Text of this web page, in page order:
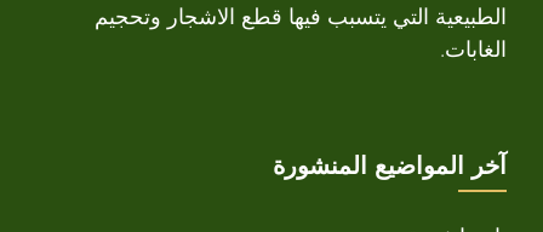
الطبيعية التي يتسبب فيها قطع الاشجار وتحجيم
الغابات.
آخر المواضيع المنشورة